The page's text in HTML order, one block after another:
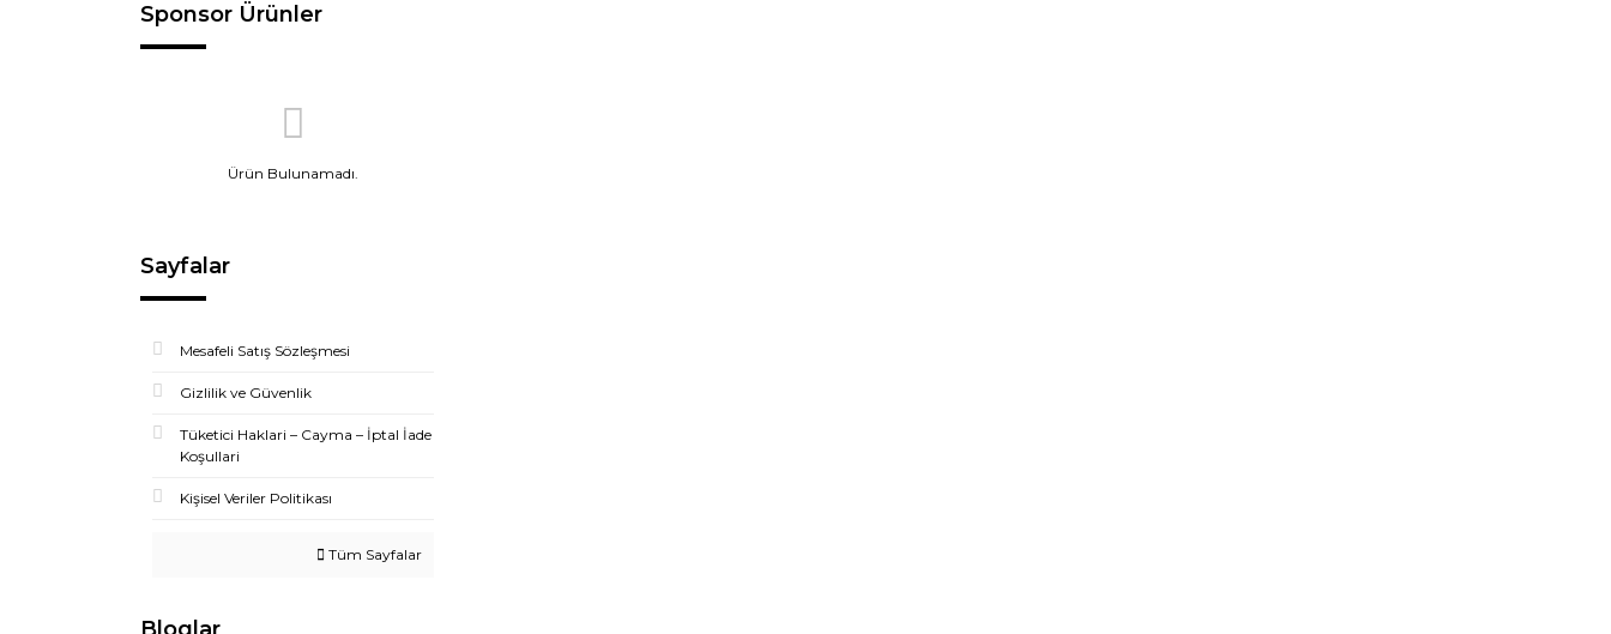
Sponsor Ürünler
Ürün Bulunamadı.
Sayfalar
Mesafeli Satış Sözleşmesi
Gizlilik ve Güvenlik
Tüketici Haklari – Cayma – İptal İade
Koşullari
Kişisel Veriler Politikası
Tüm Sayfalar